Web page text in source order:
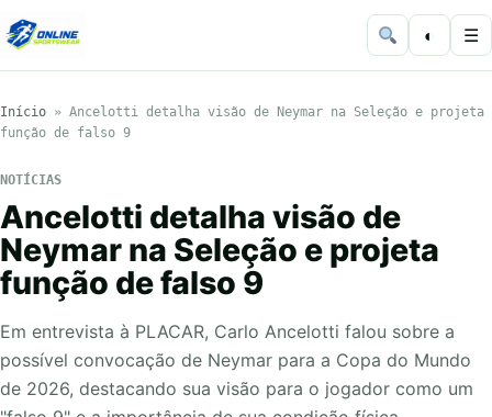
◐ ☰
Início » Ancelotti detalha visão de Neymar na Seleção e projeta
função de falso 9
NOTÍCIAS
Ancelotti detalha visão de
Neymar na Seleção e projeta
função de falso 9
Em entrevista à PLACAR, Carlo Ancelotti falou sobre a
possível convocação de Neymar para a Copa do Mundo
de 2026, destacando sua visão para o jogador como um